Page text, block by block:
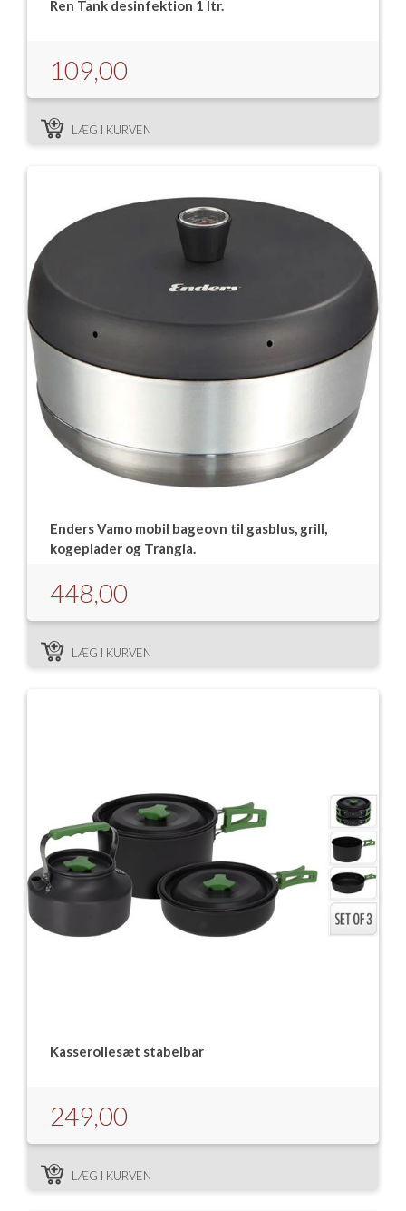
Ren Tank desinfektion 1 ltr.
109,00
LÆG I KURVEN
Enders Vamo mobil bageovn til gasblus, grill,
kogeplader og Trangia.
448,00
LÆG I KURVEN
Kasserollesæt stabelbar
249,00
LÆG I KURVEN